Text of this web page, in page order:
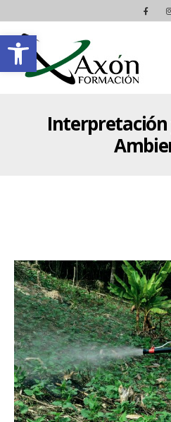
Abrir barra de herramientas
Interpretación